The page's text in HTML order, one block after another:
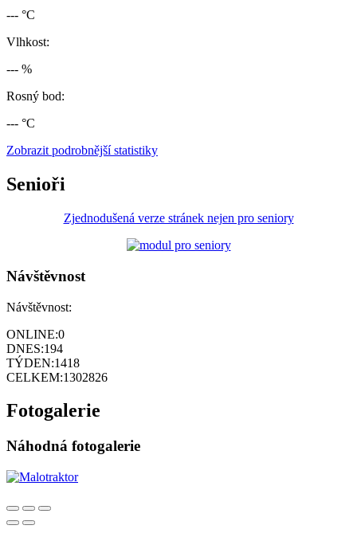
--- °C
Vlhkost:
--- %
Rosný bod:
--- °C
Zobrazit podrobnější statistiky
Senioři
Zjednodušená verze stránek nejen pro seniory
Návštěvnost
Návštěvnost:
ONLINE:0
DNES:194
TÝDEN:1418
CELKEM:1302826
Fotogalerie
Náhodná fotogalerie